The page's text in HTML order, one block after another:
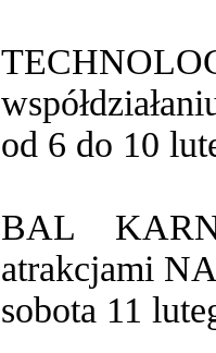
od 6 do 10
BAL
atrakcjami
sobota 11